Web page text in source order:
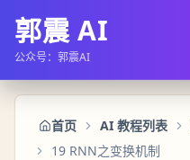
郭震 AI
公众号：郭震AI
首页 AI 教程列表
19 RNN之变换机制